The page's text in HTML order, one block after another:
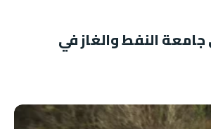
النفط والغاز في